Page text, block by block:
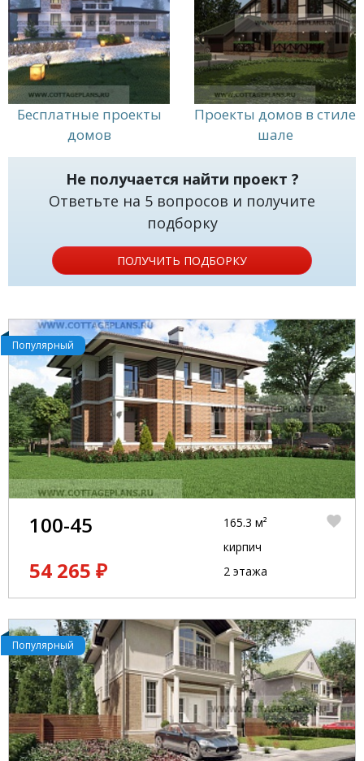
Бесплатные проекты
домов
Проекты домов в стиле
шале
Не получается найти проект ?
Ответьте на 5 вопросов и получите
подборку
ПОЛУЧИТЬ ПОДБОРКУ
Популярный
100-45
54 265 ₽
165.3 м²
кирпич
2 этажа
Популярный